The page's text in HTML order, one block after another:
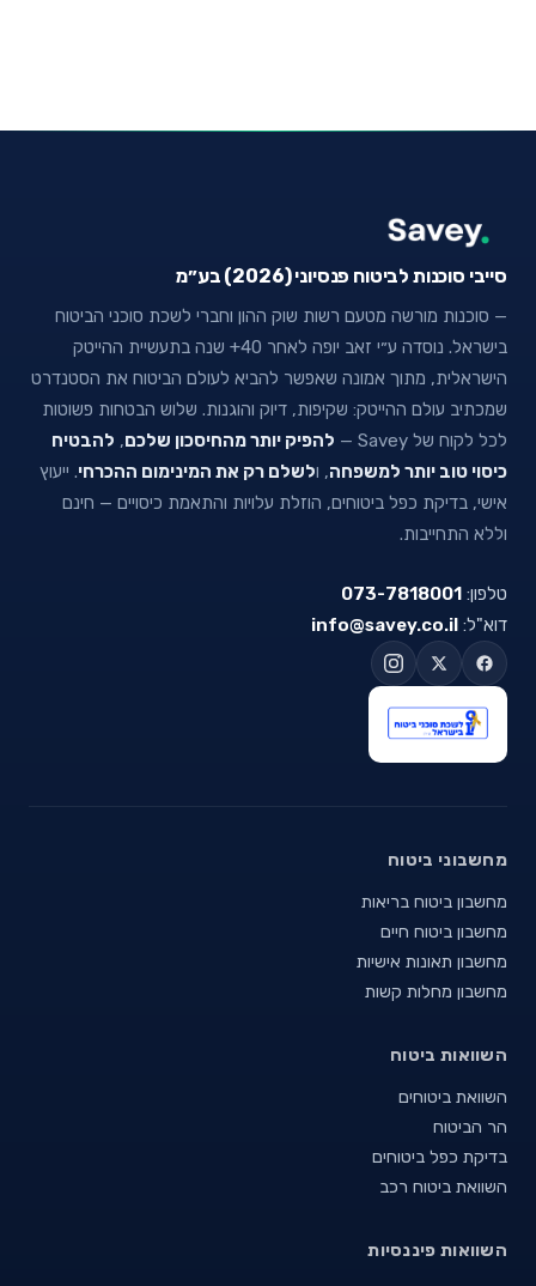
סייבי סוכנות לביטוח פנסיוני (2026) בע״מ
— סוכנות מורשה מטעם רשות שוק ההון וחברי לשכת סוכני הביטוח
בישראל. נוסדה ע״י זאב יופה לאחר 40+ שנה בתעשיית ההייטק
הישראלית, מתוך אמונה שאפשר להביא לעולם הביטוח את הסטנדרט
שמכתיב עולם ההייטק: שקיפות, דיוק והוגנות. שלוש הבטחות פשוטות
לכל לקוח של Savey —
להפיק יותר מהחיסכון שלכם, להבטיח
כיסוי טוב יותר למשפחה, ולשלם רק את המינימום ההכרחי. ייעוץ
אישי, בדיקת כפל ביטוחים, הוזלת עלויות והתאמת כיסויים — חינם
וללא התחייבות.
טלפון: 073-7818001
דוא"ל: info@savey.co.il
מחשבוני ביטוח
מחשבון ביטוח בריאות
מחשבון ביטוח חיים
מחשבון תאונות אישיות
מחשבון מחלות קשות
השוואות ביטוח
השוואת ביטוחים
הר הביטוח
בדיקת כפל ביטוחים
השוואת ביטוח רכב
השוואות פיננסיות